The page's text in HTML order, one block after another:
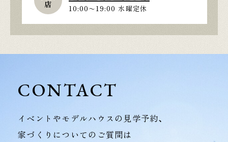
店
10:00〜19:00 水曜定休
CONTACT
イベントやモデルハウスの見学予約、
家づくりについてのご質問は